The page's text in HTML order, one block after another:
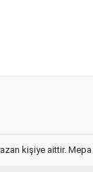
kişiye aittir.